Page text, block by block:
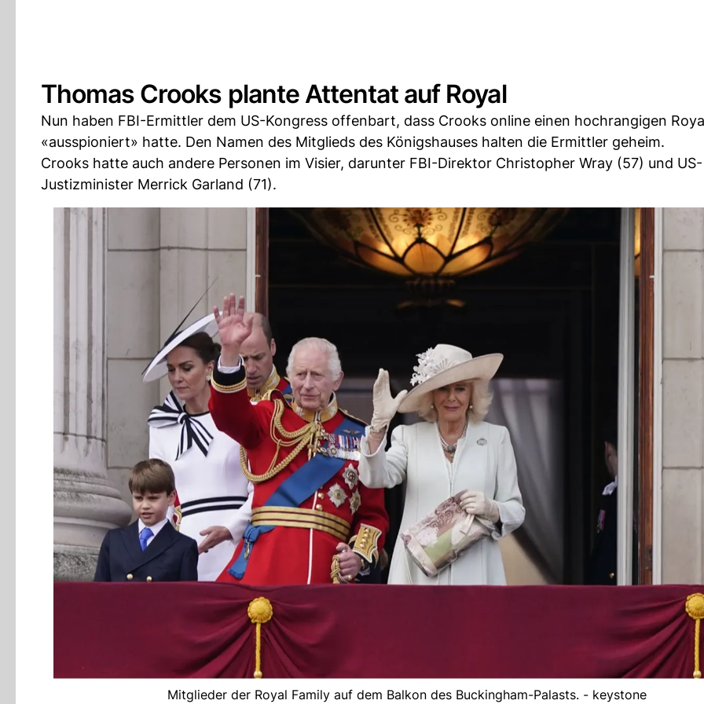
Thomas Crooks plante Attentat auf Royal
Nun haben FBI-Ermittler dem US-Kongress offenbart, dass Crooks online einen hochrangigen
«ausspioniert» hatte. Den Namen des Mitglieds des Königshauses halten die Ermittler geheim.
Crooks hatte auch andere Personen im Visier, darunter FBI-Direktor Christopher Wray (57) und US-
Justizminister Merrick Garland (71).
Mitglieder der Royal Family auf dem Balkon des Buckingham-Palasts. - keystone